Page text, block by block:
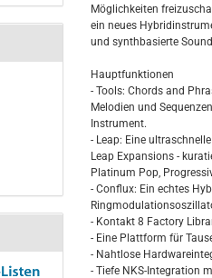
Möglichkeiten
ein neues
und synthbasierte
Hauptfunktionen
- Tools: Chords and
Melodien und
Instrument.
- Leap: Eine
Leap Expansions -
Platinum Pop,
- Conflux: Ein echtes
- Kontakt 8 Factory
- Eine Plattform für
- Nahtlose
- Tiefe NKS-Integration